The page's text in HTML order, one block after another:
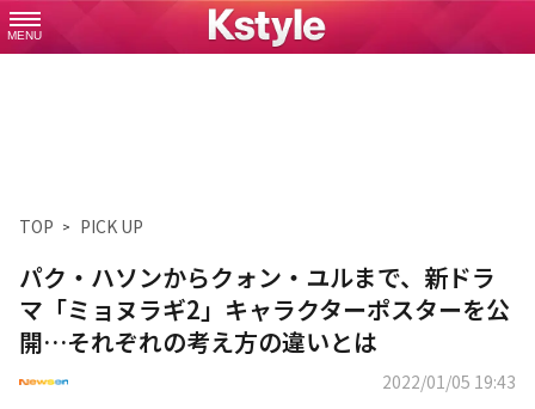
MENU
TOP PICK UP
パク・ハソンからクォン・ユルまで、新ドラ
マ「ミョヌラギ2」キャラクターポスターを公
開…それぞれの考え方の違いとは
2022/01/05 19:43